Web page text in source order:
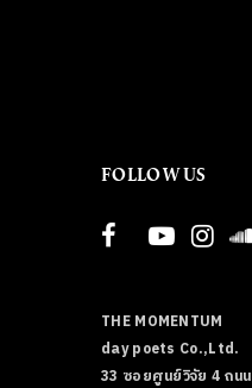
FOLLOW US
THE MOMENTUM
day poets Co.,Ltd.
33 ซอยศูนย์วิจัย 4 ถนน